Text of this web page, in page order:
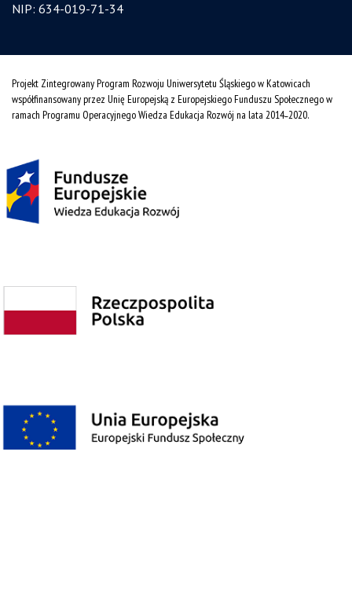
NIP: 634-019-71-34
Projekt Zintegrowany Program Rozwoju Uniwersytetu Śląskiego w Katowicach
współfinansowany przez Unię Europejską z Europejskiego Funduszu Społecznego w
ramach Programu Operacyjnego Wiedza Edukacja Rozwój na lata 2014˗2020.